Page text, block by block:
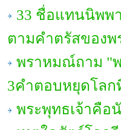
33 ชื่อแทนนิพพ
ตามคำตรัสของพ
พราหมณ์ถาม "พ
3คำตอบหยุดโล
พระพุทธเจ้าคือ